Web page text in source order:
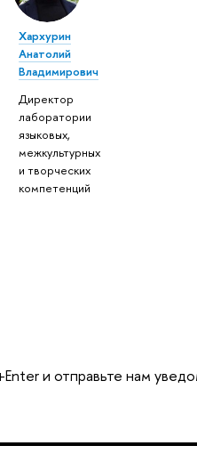
Хархурин
Анатолий
Владимирович
Директор
лаборатории
языковых,
межкультурных
и творческих
компетенций
и отправьте нам